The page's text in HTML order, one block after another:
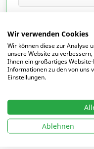
Ich habe die
und akzeptiert.
markierte Felder sind
Ich
Wir verwenden Cookies
Wir können diese zur Analyse
unsere Website zu
Ihnen ein großartiges
Informationen zu den von uns
Einstellungen.
Ablehnen